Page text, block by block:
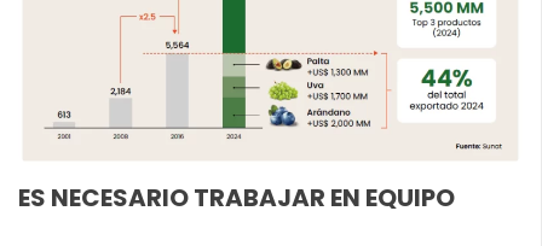
ES NECESARIO TRABAJAR EN EQUIPO